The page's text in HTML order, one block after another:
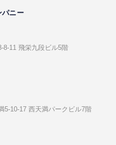
パニー
8-11 飛栄九段ビル5階
5-10-17 ⻄天満パークビル7階